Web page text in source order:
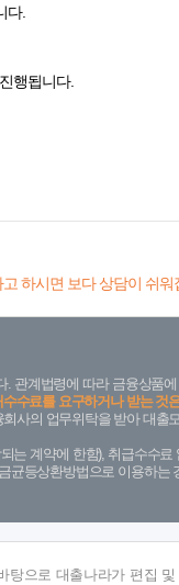
다.
행됩니다.
하시면 보다 상담이 쉬워
관계법령에 따라 금융상품
수료를 요구하거나 받는 것
사의 업무위탁을 받아 대
는 계약에 한함), 취급수
등상환방법으로 이용하
탕으로 대출나라가 편집